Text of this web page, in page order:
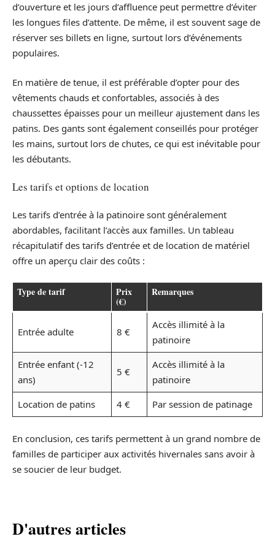
d’ouverture et les jours d’affluence peut permettre d’éviter
les longues files d’attente. De même, il est souvent sage de
réserver ses billets en ligne, surtout lors d’événements
populaires.
En matière de tenue, il est préférable d’opter pour des
vêtements chauds et confortables, associés à des
chaussettes épaisses pour un meilleur ajustement dans les
patins. Des gants sont également conseillés pour protéger
les mains, surtout lors de chutes, ce qui est inévitable pour
les débutants.
Les tarifs et options de location
Les tarifs d’entrée à la patinoire sont généralement
abordables, facilitant l’accès aux familles. Un tableau
récapitulatif des tarifs d’entrée et de location de matériel
offre un aperçu clair des coûts :
Type de tarif Prix
(€)
Remarques
Entrée adulte 8 €
Accès illimité à la
patinoire
Entrée enfant (-12
ans)
5 €
Accès illimité à la
patinoire
Location de patins
4 € Par session de patinage
En conclusion, ces tarifs permettent à un grand nombre de
familles de participer aux activités hivernales sans avoir à
se soucier de leur budget.
D'autres articles